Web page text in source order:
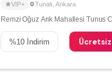
VIP+ Tunalı Ankara
Remzi Oğuz Arık Mahallesi Tunus
%10 İndirim